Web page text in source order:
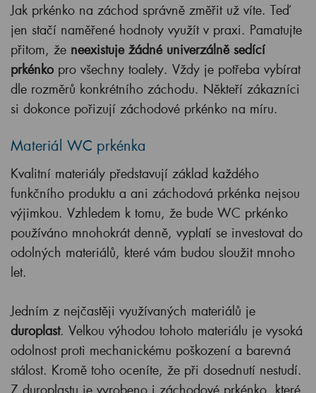
Jak prkénko na záchod správně změřit už víte. Teď
jen stačí naměřené hodnoty využít v praxi. Pamatujte
přitom, že neexistuje žádné univerzálně sedící
prkénkopro všechny toalety. Vždy je potřeba vybírat
dle rozměrů konkrétního záchodu. Někteří zákazníci
si dokonce pořizují záchodové prkénko na míru.
Materiál WC prkénka
Kvalitní materiály představují základ každého
funkčního produktu a ani záchodová prkénka nejsou
výjimkou. Vzhledem k tomu, že bude WC prkénko
používáno mnohokrát denně, vyplatí se investovat do
odolných materiálů, které vám budou sloužit mnoho
let.
Jedním z nejčastěji využívaných materiálů je
duroplast. Velkou výhodou tohoto materiálu je vysoká
odolnost proti mechanickému poškození a barevná
stálost. Kromě toho oceníte, že při dosednutí nestudí.
Z duroplastu je vyrobeno i záchodové prkénko, které